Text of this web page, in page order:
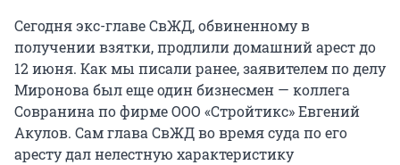
Сегодня экс-главе СвЖД, обвиненному в
получении взятки, продлили домашний арест до
12 июня. Как мы писали ранее, заявителем по делу
Миронова был еще один бизнесмен — коллега
Совранина по фирме ООО «Стройтикс» Евгений
Акулов. Сам глава СвЖД во время суда по его
аресту дал нелестную характеристику